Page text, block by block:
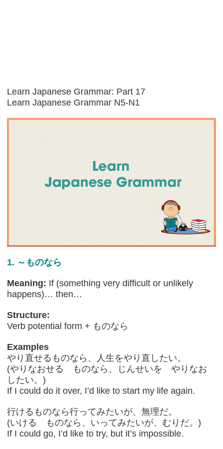
Learn Japanese Grammar: Part 17
Learn Japanese Grammar N5-N1
1. ～ものなら
Meaning: If (something very difficult or unlikely
happens)… then…
Structure:
Verb potential form + ものなら
Examples
やり直せるものなら、人生をやり直したい。
(やりなおせる ものなら、じんせいを やりなお
したい。)
If I could do it over, I’d like to start my life again.
行けるものなら行ってみたいが、無理だ。
(いける ものなら、いってみたいが、むりだ。)
If I could go, I’d like to try, but it’s impossible.